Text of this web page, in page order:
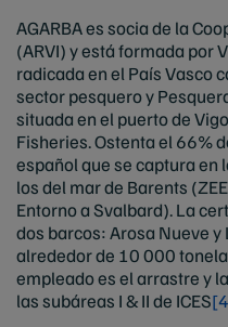
AGARBA es socia de la
(ARVI) y está formada por
radicada en el País Vasco
sector pesquero y
situada en el puerto de
Fisheries. Ostenta el 66%
español que se captura en
los del mar de Barents (ZEE
Entorno a Svalbard). La
dos barcos: Arosa Nueve
alrededor de 10 000
empleado es el arrastre y
las subáreas I & II de ICES